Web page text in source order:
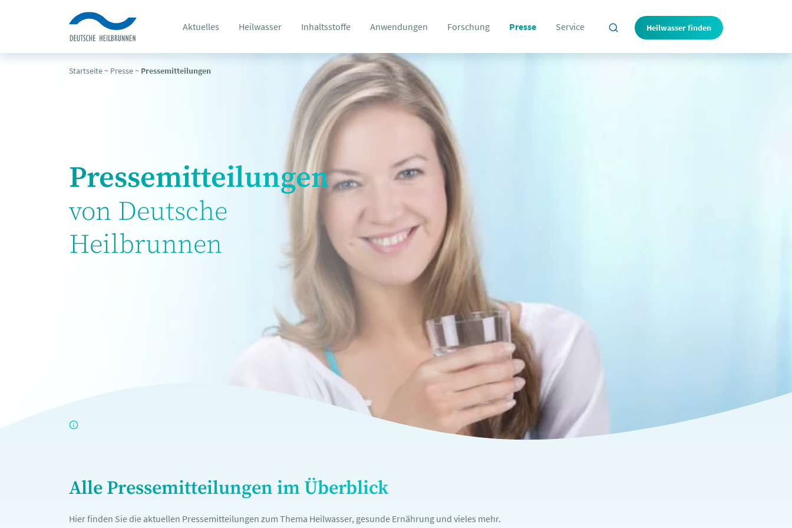
Aktuelles Heilwasser Inhaltsstoffe Anwendungen Forschung Presse Service Heilwasser finden
Startseite~ Presse~ Pressemitteilungen
Pressemitteilungen
von Deutsche
Heilbrunnen
Alle Pressemitteilungen im Überblick
Hier finden Sie die aktuellen Pressemitteilungen zum Thema Heilwasser, gesunde Ernährung und vieles mehr.